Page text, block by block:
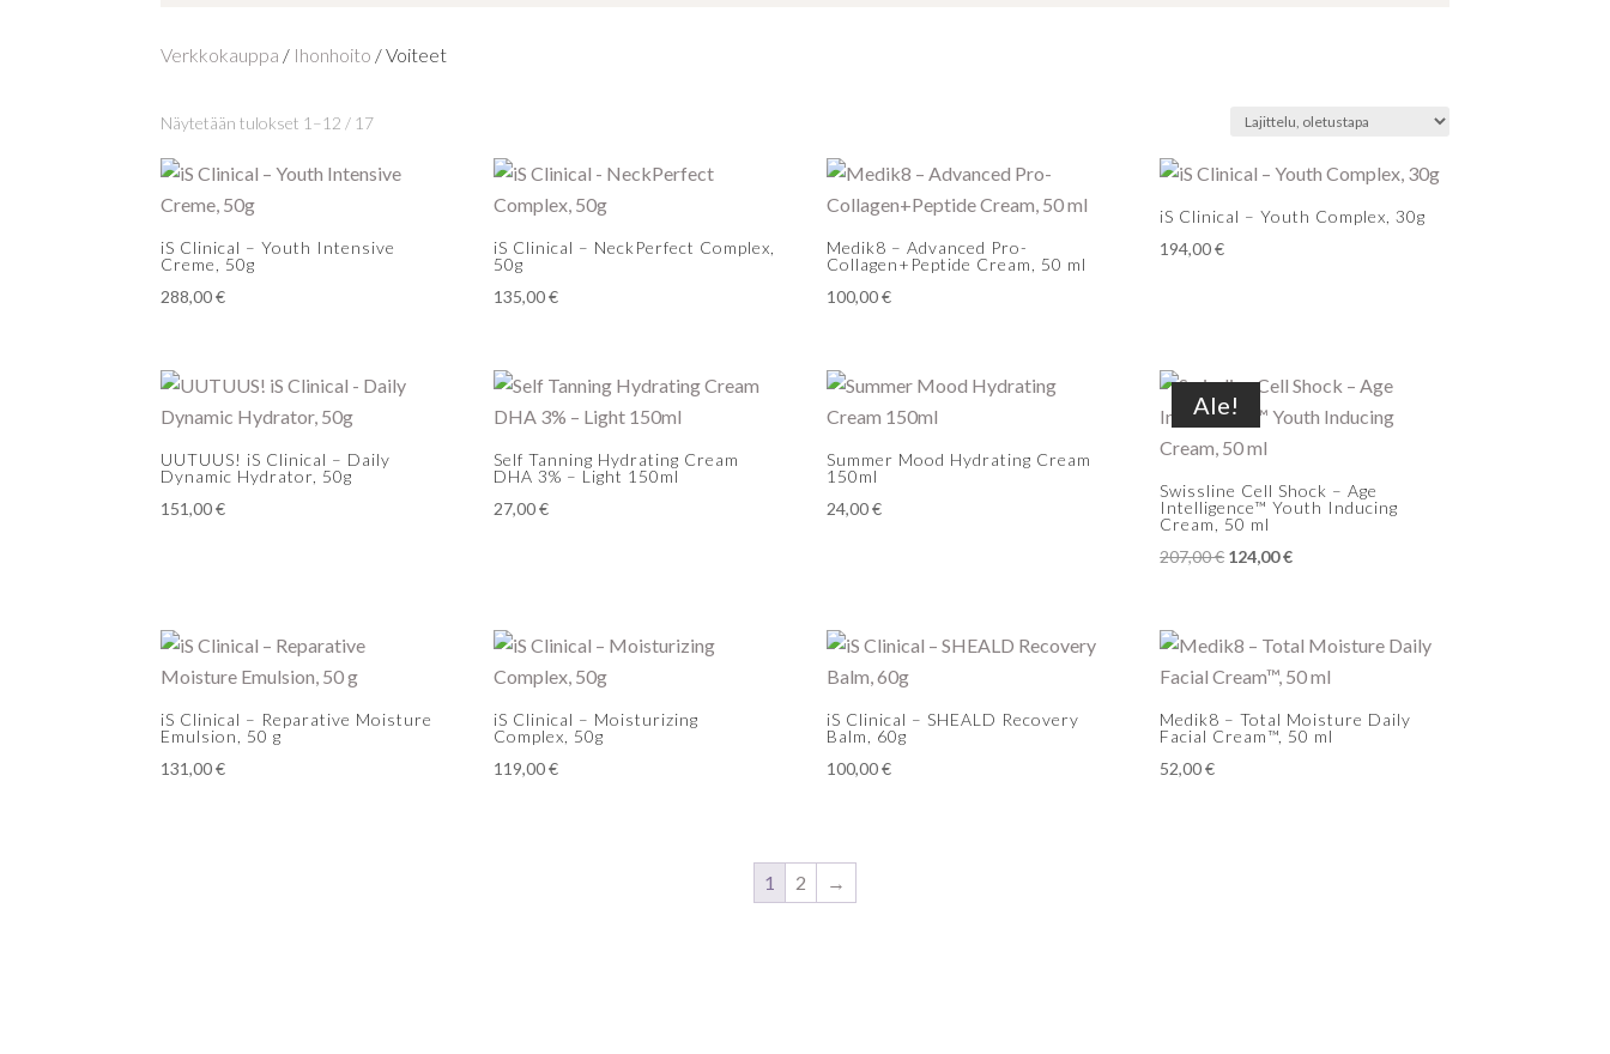
Verkkokauppa / Ihonhoito / Voiteet
Näytetään tulokset 1–12 / 17
iS Clinical – Youth Intensive
Creme, 50g
288,00€
iS Clinical – NeckPerfect Complex,
50g
135,00€
Medik8 – Advanced Pro-
Collagen+Peptide Cream, 50 ml
100,00€
iS Clinical – Youth Complex, 30g
194,00€
UUTUUS! iS Clinical – Daily
Dynamic Hydrator, 50g
151,00€
Self Tanning Hydrating Cream
DHA 3% – Light 150ml
27,00€
Summer Mood Hydrating Cream
150ml
24,00€
Ale!
Swissline Cell Shock – Age
Intelligence™ Youth Inducing
Cream, 50 ml
207,00€ Alkuperäinen
207,00 €.
124,00€Nykyinen
124,00 €.
iS Clinical – Reparative Moisture
Emulsion, 50 g
131,00€
iS Clinical – Moisturizing
Complex, 50g
119,00€
iS Clinical – SHEALD Recovery
Balm, 60g
100,00€
Medik8 – Total Moisture Daily
Facial Cream™, 50 ml
52,00€
1 2 →